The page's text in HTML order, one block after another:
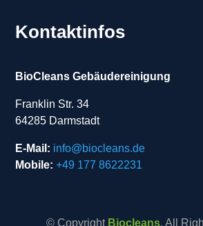
Kontaktinfos
BioCleans Gebäudereinigung
Franklin Str. 34
64285 Darmstadt
E-Mail: info@biocleans.de
Mobile: +49 177 8622231
© Copyright Biocleans. All